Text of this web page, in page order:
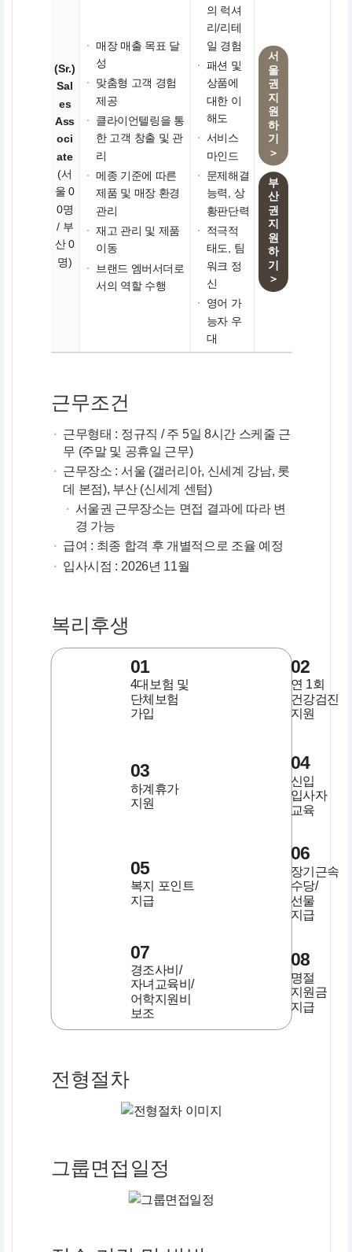
(Sr.)
Sal
es
Ass
oci
ate
(서
울 0
0명
/ 부
산 0
명)
· 매장 매출 목표 달
성
·
맞춤형 고객 경험
제공
·
클라이언텔링을 통
한 고객 창출 및 관
리
· 메종 기준에 따른
제품 및 매장 환경
관리
· 재고 관리 및 제품
이동
· 브랜드 엠버서더로
서의 역할 수행
의 럭셔
리/리테
일 경험
· 패션 및
상품에
대한 이
해도
· 서비스
마인드
·
문제해결
능력, 상
황판단력
·
적극적
태도, 팀
워크 정
신
· 영어 가
능자 우
대
서
울
권
지
원
하
기
＞
부
산
권
지
원
하
기
＞
근무조건
· 근무형태 : 정규직 / 주 5일 8시간 스케줄 근
무 (주말 및 공휴일 근무)
· 근무장소 : 서울 (갤러리아, 신세계 강남, 롯
데 본점), 부산 (신세계 센텀)
· 서울권 근무장소는 면접 결과에 따라 변
경 가능
· 급여 : 최종 합격 후 개별적으로 조율 예정
· 입사시점 : 2026년 11월
복리후생
01
4대보험 및
단체보험
가입
02
연 1회
건강검진
지원
03
하계휴가
지원
04
신입
입사자
교육
05
복지 포인트
지급
06
장기근속
수당/
선물
지급
07
경조사비/
자녀교육비/
어학지원비
보조
08
명절
지원금
지급
전형절차
그룹면접일정